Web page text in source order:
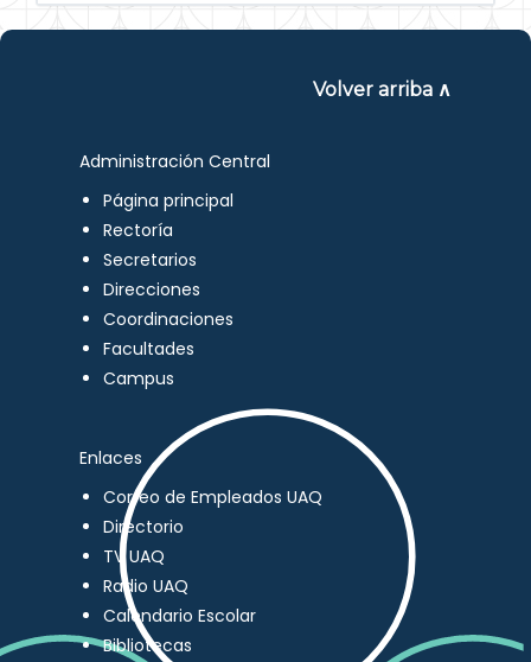
Volver arriba ∧
Administración Central
Página principal
Rectoría
Secretarios
Direcciones
Coordinaciones
Facultades
Campus
Enlaces
Correo de Empleados UAQ
Directorio
TV UAQ
Radio UAQ
Calendario Escolar
Bibliotecas